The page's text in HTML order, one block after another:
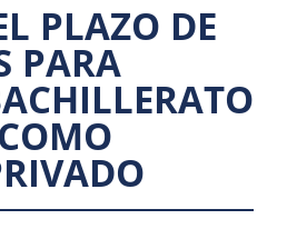
PLAZO DE
PARA